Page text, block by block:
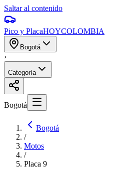
Saltar al contenido
Pico y PlacaHOYCOLOMBIA
Bogotá
›
Categoría
Bogotá
Bogotá
/
Motos
/
Placa 9